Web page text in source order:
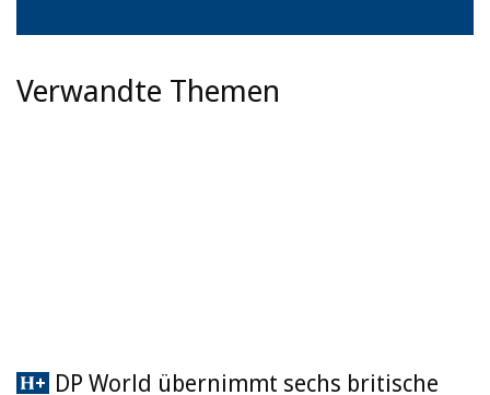
Verwandte Themen
DP World übernimmt sechs britische